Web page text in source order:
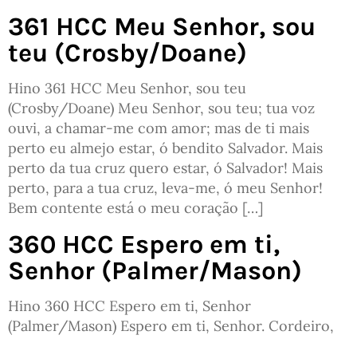
361 HCC Meu Senhor, sou
teu (Crosby/Doane)
Hino 361 HCC Meu Senhor, sou teu
(Crosby/Doane) Meu Senhor, sou teu; tua voz
ouvi, a chamar-me com amor; mas de ti mais
perto eu almejo estar, ó bendito Salvador. Mais
perto da tua cruz quero estar, ó Salvador! Mais
perto, para a tua cruz, leva-me, ó meu Senhor!
Bem contente está o meu coração […]
360 HCC Espero em ti,
Senhor (Palmer/Mason)
Hino 360 HCC Espero em ti, Senhor
(Palmer/Mason) Espero em ti, Senhor. Cordeiro,